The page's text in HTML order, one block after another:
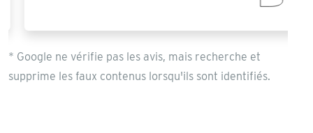
* Google ne vérifie pas les avis, mais recherche et
supprime les faux contenus lorsqu'ils sont identifiés.